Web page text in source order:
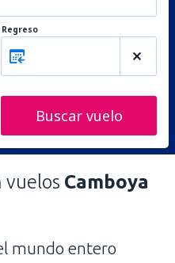
Regreso
Buscar vuelo
vuelos Camboya
mundo entero